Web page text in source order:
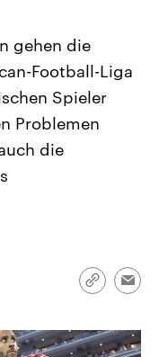
Beiträge,
Hintergründe
und
die Vereinigten
mächtigsten Ländern
großem Einfluss auf
gehen die
Football-Liga
Spieler
Problemen
die
Link